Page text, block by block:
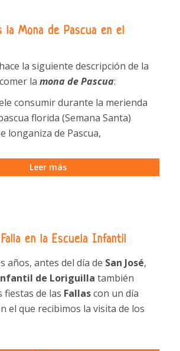
la Mona de Pascua en el
hace la siguiente descripción de la
la mona de Pascua:
consumir durante la merienda
florida (Semana Santa)
longaniza de Pascua,
Leer más
Falla en la Escuela Infantil
años, antes del día de San José,
de Loriguilla también
fiestas de las Fallascon un día
el que recibimos la visita de los